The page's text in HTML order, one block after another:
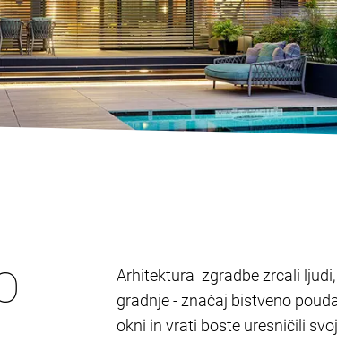
Arhitektura zgradbe zrcali
gradnje - značaj bistveno
okni in vrati boste uresničili